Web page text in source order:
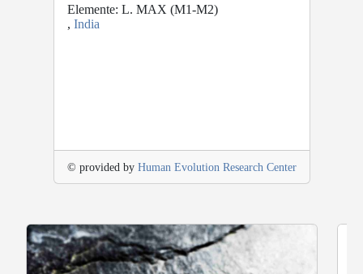
Elemente: L. MAX (M1-M2)
, India
© provided by Human Evolution Research Center